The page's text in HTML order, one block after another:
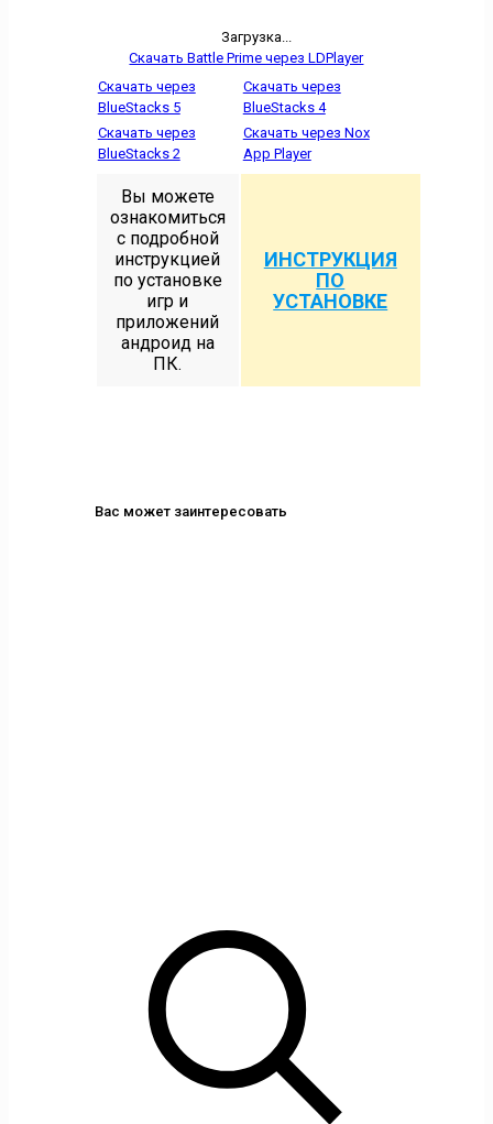
Загрузка...
Скачать Battle Prime через LDPlayer
Скачать через
BlueStacks 5
Скачать через
BlueStacks 4
Скачать через
BlueStacks 2
Скачать через Nox
App Player
Вы можете
ознакомиться
с подробной
инструкцией
по установке
игр и
приложений
андроид на
ПК.
ИНСТРУКЦИЯ
ПО
УСТАНОВКЕ
Вас может заинтересовать